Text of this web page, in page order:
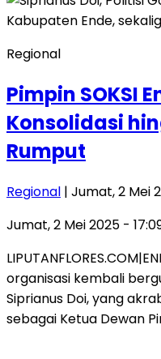
Regional
Pimpin SOKSI
Konsolidasi
Rumput
Regional | Jumat, 2 Mei
Jumat, 2 Mei 2025 -
organisasi kembali
Siprianus Doi, yang
sebagai Ketua Dewan